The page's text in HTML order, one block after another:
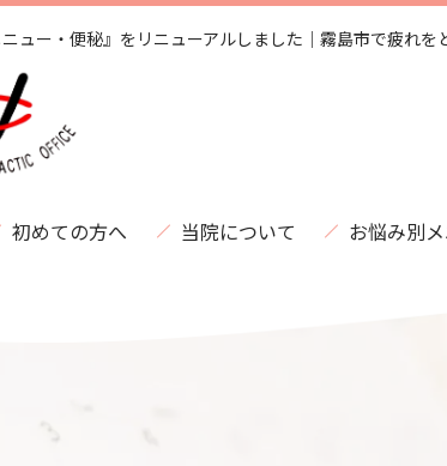
ニュー・便秘』をリニューアルしました｜霧島市で疲れ
初めての方へ 当院について お悩み別